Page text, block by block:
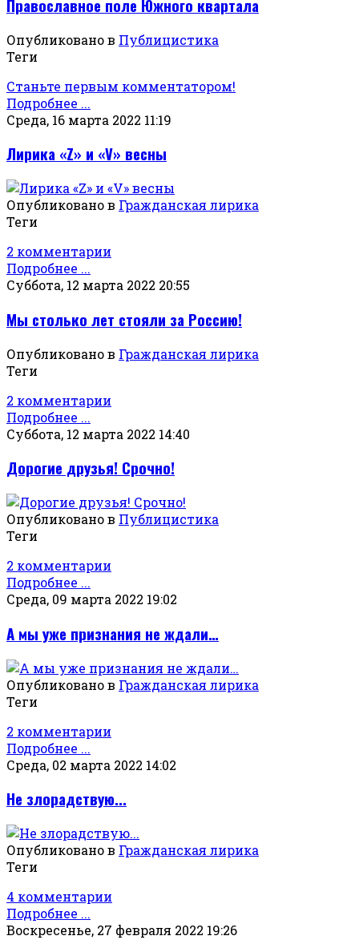
Православное поле Южного квартала
Опубликовано в Публицистика
Теги
Станьте первым комментатором!
Подробнее ...
Среда, 16 марта 2022 11:19
Лирика «Z» и «V» весны
Опубликовано в Гражданская лирика
Теги
2 комментарии
Подробнее ...
Суббота, 12 марта 2022 20:55
Мы столько лет стояли за Россию!
Опубликовано в Гражданская лирика
Теги
2 комментарии
Подробнее ...
Суббота, 12 марта 2022 14:40
Дорогие друзья! Срочно!
Опубликовано в Публицистика
Теги
2 комментарии
Подробнее ...
Среда, 09 марта 2022 19:02
А мы уже признания не ждали…
Опубликовано в Гражданская лирика
Теги
2 комментарии
Подробнее ...
Среда, 02 марта 2022 14:02
Не злорадствую...
Опубликовано в Гражданская лирика
Теги
4 комментарии
Подробнее ...
Воскресенье, 27 февраля 2022 19:26